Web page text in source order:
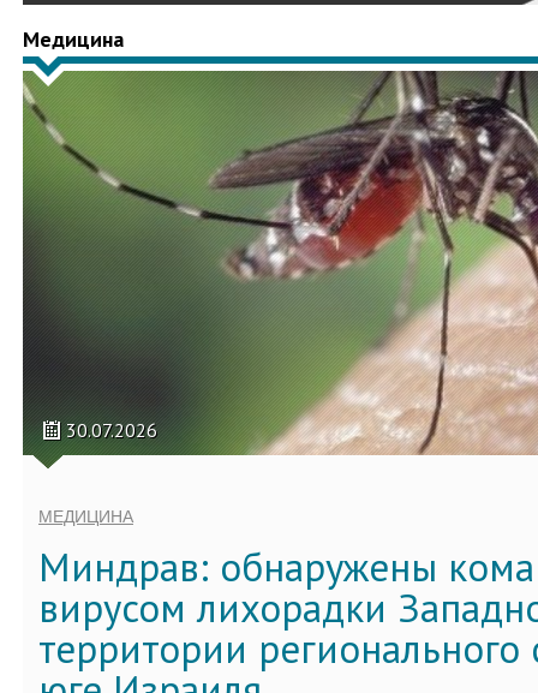
Медицина
30.07.2026
МЕДИЦИНА
Миндрав: обнаружены
вирусом лихорадки
территории регионального